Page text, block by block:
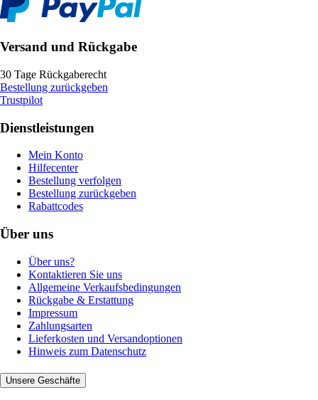
Versand und Rückgabe
30 Tage Rückgaberecht
Bestellung zurückgeben
Trustpilot
Dienstleistungen
Mein Konto
Hilfecenter
Bestellung verfolgen
Bestellung zurückgeben
Rabattcodes
Über uns
Über uns?
Kontaktieren Sie uns
Allgemeine Verkaufsbedingungen
Rückgabe & Erstattung
Impressum
Zahlungsarten
Lieferkosten und Versandoptionen
Hinweis zum Datenschutz
Unsere Geschäfte